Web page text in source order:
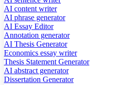
AI content writer
AI phrase generator
AI Essay Editor
Annotation generator
AI Thesis Generator
Economics essay writer
Thesis Statement Generator
AI abstract generator
Dissertation Generator